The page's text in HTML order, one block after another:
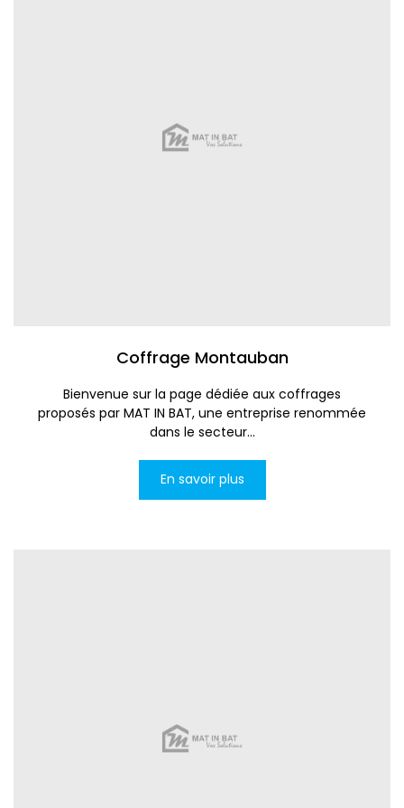
Coffrage Montauban
Bienvenue sur la page dédiée aux coffrages
proposés par MAT IN BAT, une entreprise renommée
dans le secteur...
En savoir plus